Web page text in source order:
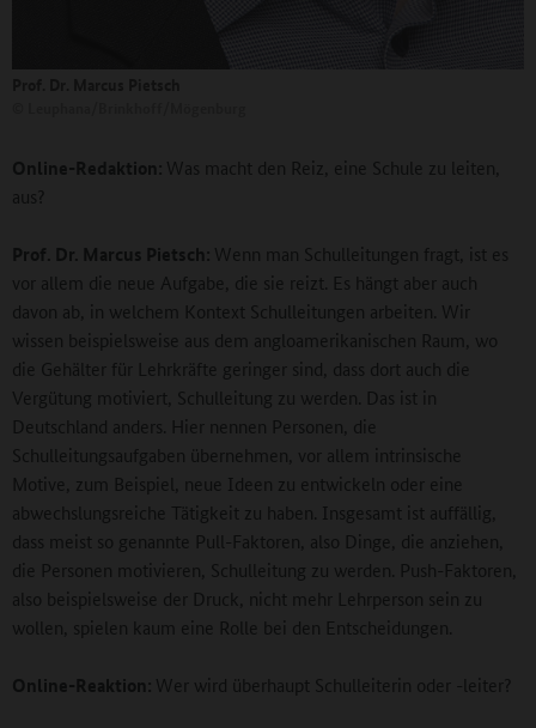
Online-Redaktion: Was macht den Reiz, eine Schule zu leiten,
aus?
Prof. Dr. Marcus Pietsch: Wenn man Schulleitungen fragt, ist es
vor allem die neue Aufgabe, die sie reizt. Es hängt aber auch
davon ab, in welchem Kontext Schulleitungen arbeiten. Wir
wissen beispielsweise aus dem angloamerikanischen Raum, wo
die Gehälter für Lehrkräfte geringer sind, dass dort auch die
Vergütung motiviert, Schulleitung zu werden. Das ist in
Deutschland anders. Hier nennen Personen, die
Schulleitungsaufgaben übernehmen, vor allem intrinsische
Motive, zum Beispiel, neue Ideen zu entwickeln oder eine
abwechslungsreiche Tätigkeit zu haben. Insgesamt ist auffällig,
dass meist so genannte Pull-Faktoren, also Dinge, die anziehen,
die Personen motivieren, Schulleitung zu werden. Push-Faktoren,
also beispielsweise der Druck, nicht mehr Lehrperson sein zu
wollen, spielen kaum eine Rolle bei den Entscheidungen.
Online-Reaktion: Wer wird überhaupt Schulleiterin oder -leiter?